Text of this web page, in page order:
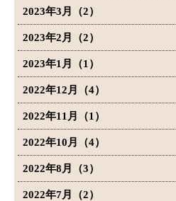
2023年3月（2）
2023年2月（2）
2023年1月（1）
2022年12月（4）
2022年11月（1）
2022年10月（4）
2022年8月（3）
2022年7月（2）